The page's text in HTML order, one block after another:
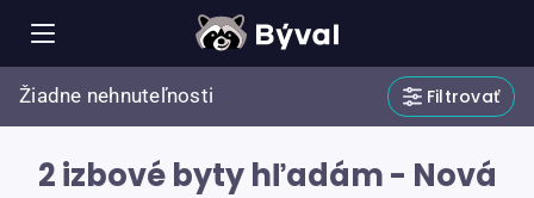
Žiadne nehnuteľnosti Filtrovať
2 izbové byty hľadám - Nová